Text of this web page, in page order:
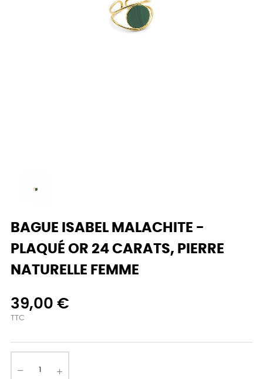
BAGUE ISABEL MALACHITE -
PLAQUÉ OR 24 CARATS, PIERRE
NATURELLE FEMME
39,00 €
TTC